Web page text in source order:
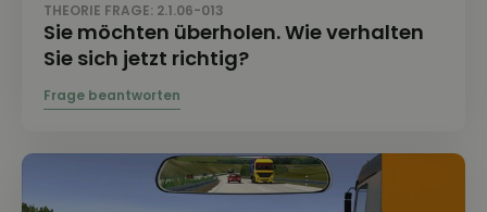
THEORIE FRAGE: 2.1.06-013
Sie möchten überholen. Wie verhalten
Sie sich jetzt richtig?